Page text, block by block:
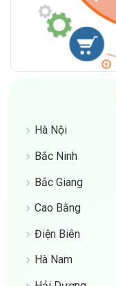
Hà Nội
Bắc Ninh
Bắc Giang
Cao Bằng
Điện Biên
Hà Nam